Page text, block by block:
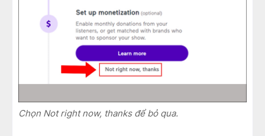
Chọn Not right now, thanks để bỏ qua.